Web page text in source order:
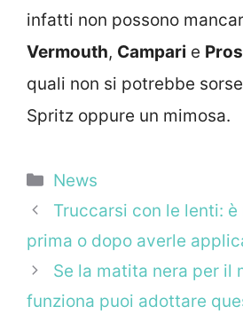
infatti non possono
Vermouth, Campari e
quali non si potrebbe
Spritz oppure un mimosa.
Categorie
News
Truccarsi con le lenti:
prima o dopo averle
Se la matita nera per il
funziona puoi adottare